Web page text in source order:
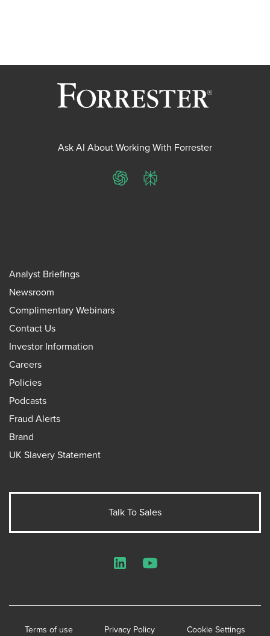
Ask AI About Working With Forrester
ChatGPTPerplexity
Analyst Briefings
Newsroom
Complimentary Webinars
Contact Us
Investor Information
Careers
Policies
Podcasts
Fraud Alerts
Brand
UK Slavery Statement
Talk To Sales
Terms of use Privacy Policy Cookie Settings
LinkedInYouTube